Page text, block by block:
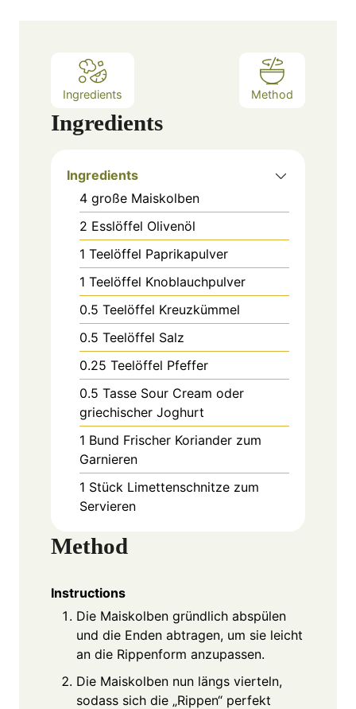
Ingredients Method
Ingredients
Ingredients
4 große Maiskolben
2 Esslöffel Olivenöl
1 Teelöffel Paprikapulver
1 Teelöffel Knoblauchpulver
0.5 Teelöffel Kreuzkümmel
0.5 Teelöffel Salz
0.25 Teelöffel Pfeffer
0.5 Tasse Sour Cream oder
griechischer Joghurt
1 Bund Frischer Koriander zum
Garnieren
1 Stück Limettenschnitze zum
Servieren
Method
Instructions
Die Maiskolben gründlich abspülen
und die Enden abtragen, um sie leicht
an die Rippenform anzupassen.
Die Maiskolben nun längs vierteln,
sodass sich die „Rippen“ perfekt